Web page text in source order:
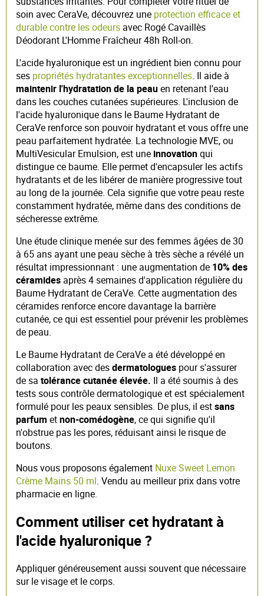
soin avec CeraVe, découvrez une protection efficace et
durable contre les odeurs avec Rogé Cavaillès
Déodorant L'Homme Fraîcheur 48h Roll-on.
L'acide hyaluronique est un ingrédient bien connu pour
ses propriétés hydratantes exceptionnelles. Il aide à
maintenir l'hydratation de la peauen retenant l'eau
dans les couches cutanées supérieures. L'inclusion de
l'acide hyaluronique dans le Baume Hydratant de
CeraVe renforce son pouvoir hydratant et vous offre une
peau parfaitement hydratée. La technologie MVE, ou
MultiVesicular Emulsion, est une innovationqui
distingue ce baume. Elle permet d'encapsuler les actifs
hydratants et de les libérer de manière progressive tout
au long de la journée. Cela signifie que votre peau reste
constamment hydratée, même dans des conditions de
sécheresse extrême.
Une étude clinique menée sur des femmes âgées de 30
à 65 ans ayant une peau sèche à très sèche a révélé un
résultat impressionnant : une augmentation de 10% des
céramides après 4 semaines d'application régulière du
Baume Hydratant de CeraVe. Cette augmentation des
céramides renforce encore davantage la barrière
cutanée, ce qui est essentiel pour prévenir les problèmes
de peau.
Le Baume Hydratant de CeraVe a été développé en
collaboration avec desdermatologues pour s'assurer
de sa tolérance cutanée élevée. Il a été soumis à des
tests sous contrôle dermatologique et est spécialement
formulé pour les peaux sensibles. De plus, il estsans
parfum etnon-comédogène, ce qui signifie qu'il
n'obstrue pas les pores, réduisant ainsi le risque de
boutons.
Nous vous proposons également Nuxe Sweet Lemon
Crème Mains 50 ml. Vendu au meilleur prix dans votre
pharmacie en ligne.
Comment utiliser cet hydratant à
l'acide hyaluronique ?
Appliquer généreusement aussi souvent que nécessaire
sur le visage et le corps.